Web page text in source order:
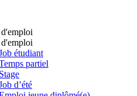
étudiant
partiel
Stage
d’été